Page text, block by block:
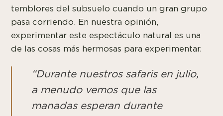
temblores del subsuelo cuando un gran grupo
pasa corriendo. En nuestra opinión,
experimentar este espectáculo natural es una
de las cosas más hermosas para experimentar.
“Durante nuestros safaris en julio,
a menudo vemos que las
manadas esperan durante